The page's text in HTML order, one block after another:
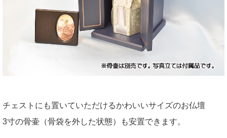
チェストにも置いていただけるかわいいサイズのお仏壇
3寸の骨壷（骨袋を外した状態）も安置できます。